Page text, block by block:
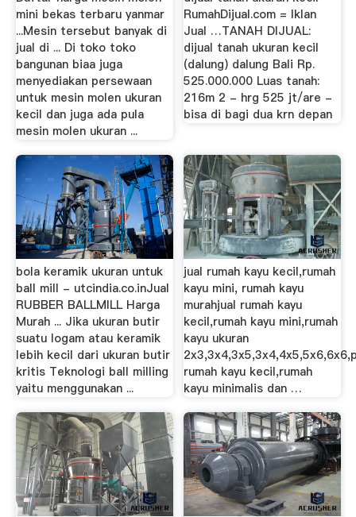
mini bekas terbaru yanmar
...Mesin tersebut banyak di
jual di ... Di toko toko
bangunan biaa juga
menyediakan persewaan
untuk mesin molen ukuran
kecil dan juga ada pula
mesin molen ukuran ...
RumahDijual.com = Iklan
Jual …TANAH DIJUAL:
dijual tanah ukuran kecil
(dalung) dalung Bali Rp.
525.000.000 Luas tanah:
216m 2 - hrg 525 jt/are -
bisa di bagi dua krn depan
bola keramik ukuran untuk
ball mill - utcindia.co.inJual
RUBBER BALLMILL Harga
Murah ... Jika ukuran butir
suatu logam atau keramik
lebih kecil dari ukuran butir
kritis Teknologi ball milling
yaitu menggunakan ...
jual rumah kayu kecil,rumah
kayu mini, rumah kayu
murahjual rumah kayu
kecil,rumah kayu mini,rumah
kayu ukuran
rumah kayu kecil,rumah
kayu minimalis dan …